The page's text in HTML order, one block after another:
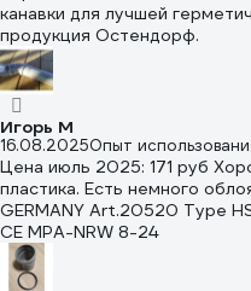
канавки для лучшей
продукция Остендорф.
Игорь М
16.08.2025Опыт
Цена июль 2025: 171 руб Хорошее качество исполнения и
пластика. Есть немного
GERMANY Art.20520 Type
CE MPA-NRW 8-24